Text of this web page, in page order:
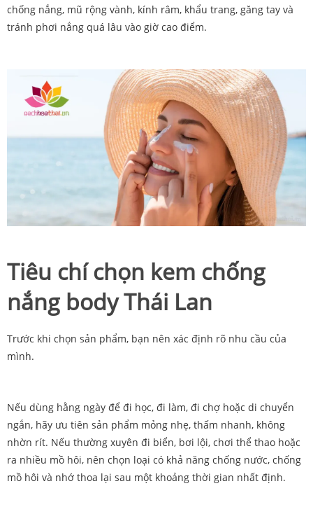
chống nắng, mũ rộng vành, kính râm, khẩu trang, găng tay và
tránh phơi nắng quá lâu vào giờ cao điểm.
Tiêu chí chọn kem chống
nắng body Thái Lan
Trước khi chọn sản phẩm, bạn nên xác định rõ nhu cầu của
mình.
Nếu dùng hằng ngày để đi học, đi làm, đi chợ hoặc di chuyển
ngắn, hãy ưu tiên sản phẩm mỏng nhẹ, thấm nhanh, không
nhờn rít. Nếu thường xuyên đi biển, bơi lội, chơi thể thao hoặc
ra nhiều mồ hôi, nên chọn loại có khả năng chống nước, chống
mồ hôi và nhớ thoa lại sau một khoảng thời gian nhất định.